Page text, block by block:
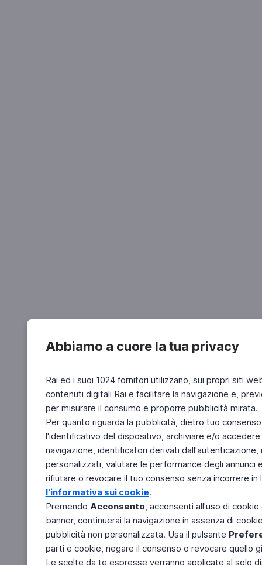
Abbiamo a cuore la tua privacy
Rai ed i suoi 1024 fornitori utilizzano, sui propri siti
contenuti digitali Rai e facilitare la navigazione e,
per misurare il consumo e proporre pubblicità mirata.
Per quanto riguarda la pubblicità, dietro tuo
l'identificativo del dispositivo, archiviare e/o
navigazione, identificatori derivati
personalizzati, valutare le performance degli
rifiutare o revocare il tuo consenso senza incorrere
l'informativa sui cookie.
Premendo Acconsento, acconsenti all'uso di
banner, continuerai la navigazione in assenza di
pubblicità non personalizzata. Usa il pulsante
parti e cookie, negare il consenso o revocare quello
Le scelte da te espresse verranno applicate al solo